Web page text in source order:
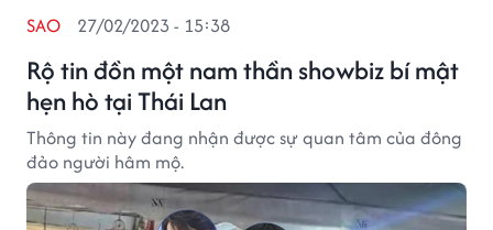
Rộ tin đồn một nam thần showbiz bí mật
hẹn hò tại Thái Lan
SAO 27/02/2023 - 15:38
Thông tin này đang nhận được sự quan tâm của đông
đảo người hâm mộ.